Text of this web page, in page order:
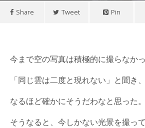
Share Tweet Pin
今まで空の写真は積極的に撮らなかっ
「同じ雲は二度と現れない」と聞き、
なるほど確かにそうだわなと思った。
そうなると、今しかない光景を撮っ